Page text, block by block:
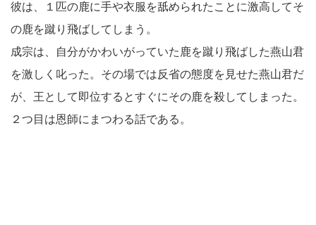
彼は、１匹の鹿に手や衣服を舐められたことに激高してそ
の鹿を蹴り飛ばしてしまう。
成宗は、自分がかわいがっていた鹿を蹴り飛ばした燕山君
を激しく叱った。その場では反省の態度を見せた燕山君だ
が、王として即位するとすぐにその鹿を殺してしまった。
２つ目は恩師にまつわる話である。